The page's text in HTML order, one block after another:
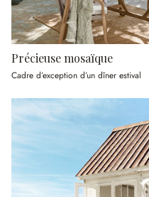
Précieuse mosaïque
Cadre d’exception d’un dîner estival